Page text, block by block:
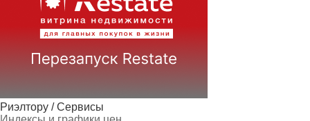
Риэлтору / Сервисы